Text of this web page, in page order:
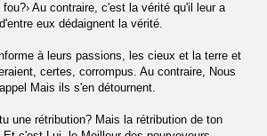
Au contraire, c'est la vérité qu'il leur a
eux dédaignent la vérité.
à leurs passions, les cieux et la terre et
certes, corrompus. Au contraire, Nous
Mais ils s'en détournent.
une rétribution? Mais la rétribution de ton